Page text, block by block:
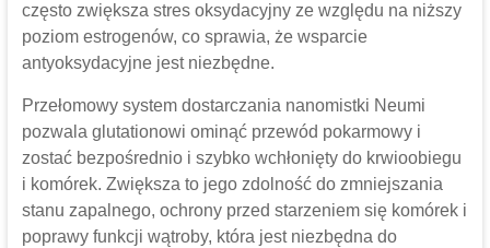
często zwiększa stres oksydacyjny ze względu na niższy
poziom estrogenów, co sprawia, że ​​wsparcie
antyoksydacyjne jest niezbędne.
Przełomowy system dostarczania nanomistki Neumi
pozwala glutationowi ominąć przewód pokarmowy i
zostać bezpośrednio i szybko wchłonięty do krwioobiegu
i komórek. Zwiększa to jego zdolność do zmniejszania
stanu zapalnego, ochrony przed starzeniem się komórek i
poprawy funkcji wątroby, która jest niezbędna do